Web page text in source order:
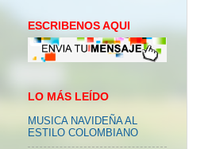
ESCRIBENOS AQUI
LO MÁS LEÍDO
MUSICA NAVIDEÑA AL
ESTILO COLOMBIANO